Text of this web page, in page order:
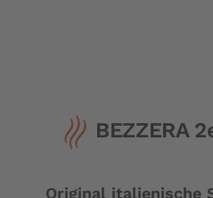
BEZZERA
Original italienische